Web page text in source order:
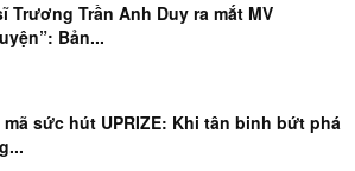
Trương Trần Anh Duy ra mắt MV
Bản...
mã sức hút UPRIZE: Khi tân binh bứt phá